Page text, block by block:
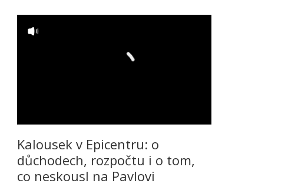
Kalousek v Epicentru: o
důchodech, rozpočtu i o tom,
co neskousl na Pavlovi